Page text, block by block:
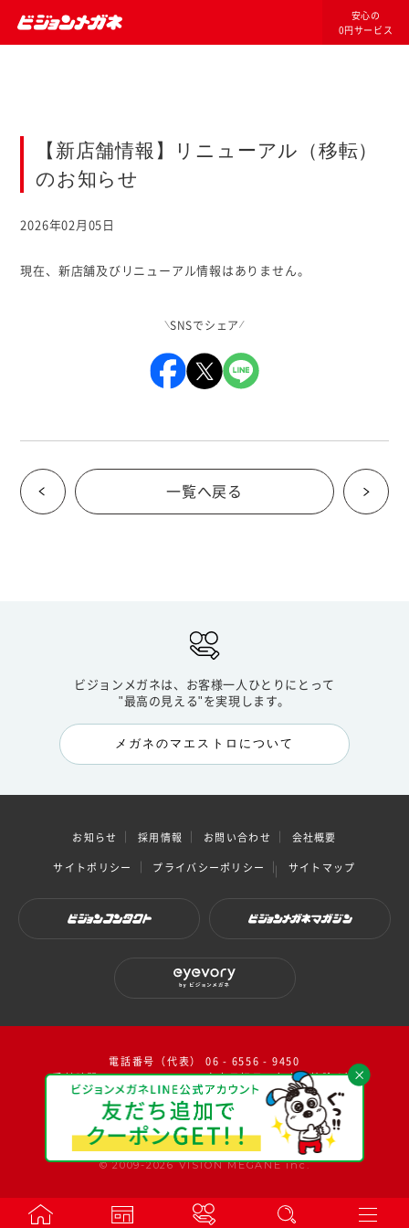
安心の
0円サービス
【新店舗情報】リニューアル（移転）
のお知らせ
2026年02月05日
現在、新店舗及びリニューアル情報はありません。
SNSでシェア
一覧へ戻る
ビジョンメガネは、お客様一人ひとりにとって
"最高の見える"を実現します。
メガネのマエストロについて
お知らせ 採用情報 お問い合わせ 会社概要
サイトポリシー プライバシーポリシー サイトマップ
電話番号（代表） 06 - 6556 - 9450
受付時間：10：00～17：00（ 土日祝日・年末年始除く）
© 2009-2026 VISION MEGANE inc.
facebook instagram youtube